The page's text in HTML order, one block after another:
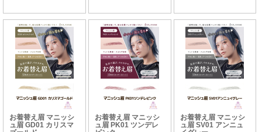
お着替え眉 マニッシ
ュ眉 GD01 カリスマ
お着替え眉 マニッシ
ュ眉 PK01 ツンデレ
お着替え眉 マニッシ
ュ眉 SV01 アンニュ